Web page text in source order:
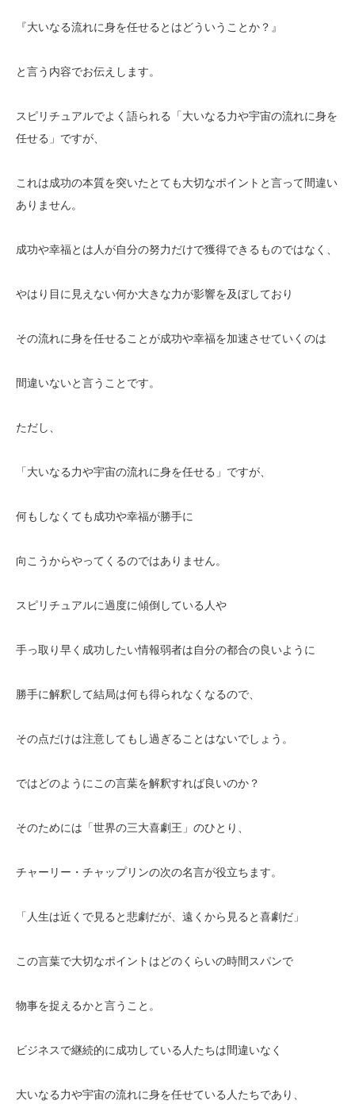
『大いなる流れに身を任せるとはどういうことか？』
と言う内容でお伝えします。
スピリチュアルでよく語られる「大いなる力や宇宙の流れに身を
任せる」ですが、
これは成功の本質を突いたとても大切なポイントと言って間違い
ありません。
成功や幸福とは人が自分の努力だけで獲得できるものではなく、
やはり目に見えない何か大きな力が影響を及ぼしており
その流れに身を任せることが成功や幸福を加速させていくのは
間違いないと言うことです。
ただし、
「大いなる力や宇宙の流れに身を任せる」ですが、
何もしなくても成功や幸福が勝手に
向こうからやってくるのではありません。
スピリチュアルに過度に傾倒している人や
手っ取り早く成功したい情報弱者は自分の都合の良いように
勝手に解釈して結局は何も得られなくなるので、
その点だけは注意してもし過ぎることはないでしょう。
ではどのようにこの言葉を解釈すれば良いのか？
そのためには「世界の三大喜劇王」のひとり、
チャーリー・チャップリンの次の名言が役立ちます。
「人生は近くで見ると悲劇だが、遠くから見ると喜劇だ」
この言葉で大切なポイントはどのくらいの時間スパンで
物事を捉えるかと言うこと。
ビジネスで継続的に成功している人たちは間違いなく
大いなる力や宇宙の流れに身を任せている人たちであり、